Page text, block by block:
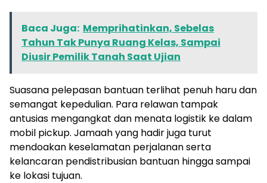
Baca Juga: Memprihatinkan, Sebelas
Tahun Tak Punya Ruang Kelas, Sampai
Diusir Pemilik Tanah Saat Ujian
Suasana pelepasan bantuan terlihat penuh haru dan
semangat kepedulian. Para relawan tampak
antusias mengangkat dan menata logistik ke dalam
mobil pickup. Jamaah yang hadir juga turut
mendoakan keselamatan perjalanan serta
kelancaran pendistribusian bantuan hingga sampai
ke lokasi tujuan.